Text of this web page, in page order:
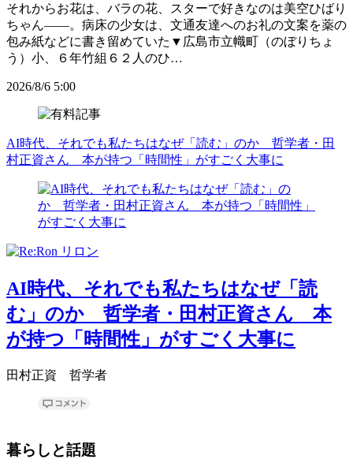
それからお花は、バラの花、スターで好きなのは美空ひばり
ちゃん――。病床の少女は、文通友達へのお礼の文案を薬の
包み紙などに書き留めていた▼広島市立幟町（のぼりちょ
う）小、６年竹組６２人のひ…
2026/8/6 5:00
AI時代、それでも私たちはなぜ「読む」のか 哲学者・田
村正資さん 本が持つ「時間性」がすごく大事に
AI時代、それでも私たちはなぜ「読
む」のか 哲学者・田村正資さん 本
が持つ「時間性」がすごく大事に
田村正資 哲学者
暮らしと話題